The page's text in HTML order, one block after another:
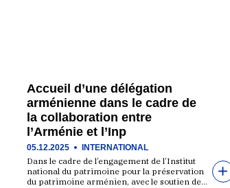
Accueil d’une délégation
arménienne dans le cadre de
la collaboration entre
l’Arménie et l’Inp
05.12.2025 INTERNATIONAL
Dans le cadre de l’engagement de l’Institut
national du patrimoine pour la préservation
du patrimoine arménien, avec le soutien de…